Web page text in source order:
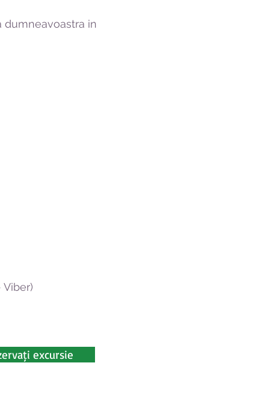
dumneavoastra in
excursie